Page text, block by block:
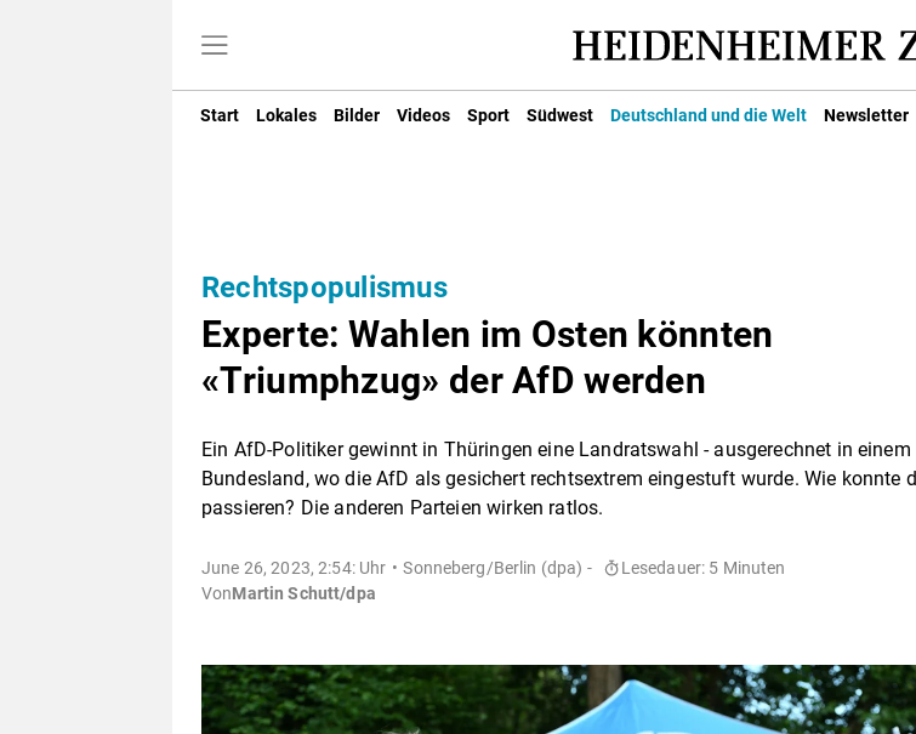
Start Lokales Bilder Videos Sport Südwest Deutschland und die Welt Newsletter
Rechtspopulismus
Experte: Wahlen im Osten könnten
«Triumphzug» der AfD werden
Ein AfD-Politiker gewinnt in Thüringen eine Landratswahl - ausgerechnet in einem
Bundesland, wo die AfD als gesichert rechtsextrem eingestuft wurde. Wie konnte
passieren? Die anderen Parteien wirken ratlos.
June 26, 2023, 2:54: Uhr Sonneberg/Berlin (dpa) -
Lesedauer: 5 Minuten
VonMartin Schutt/dpa